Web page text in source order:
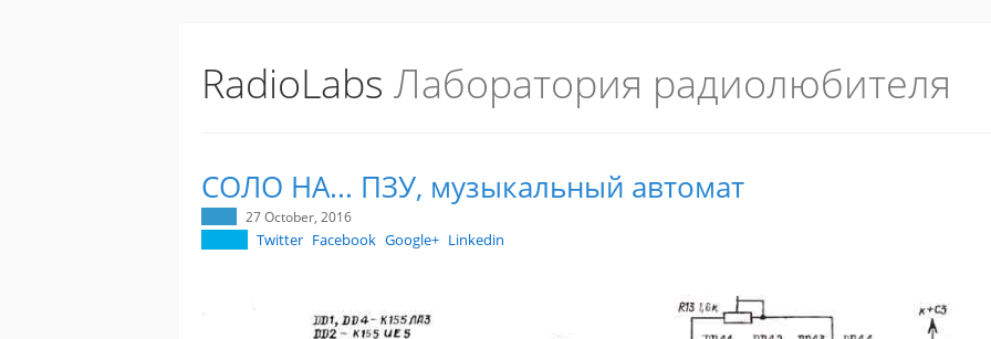
RadioLabs Лаборатория радиолюбителя
СОЛО НА... ПЗУ, музыкальный автомат
27 October, 2016
Twitter Facebook Google+ Linkedin